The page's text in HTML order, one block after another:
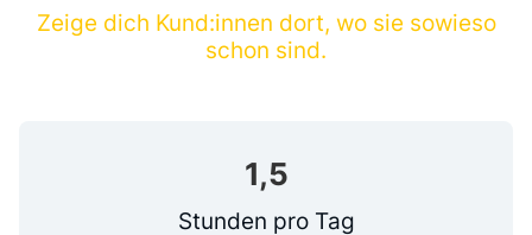
Zeige dich Kund:innen dort, wo sie sowieso
schon sind.
1,5
Stunden pro Tag